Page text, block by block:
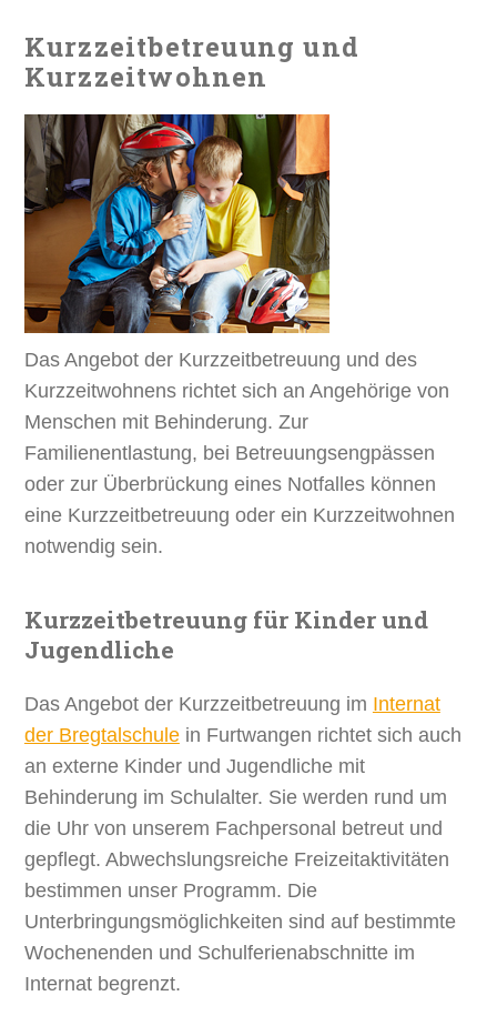
Kurzzeitbetreuung und
Kurzzeitwohnen
Das Angebot der Kurzzeitbetreuung und des
Kurzzeitwohnens richtet sich an Angehörige von
Menschen mit Behinderung. Zur
Familienentlastung, bei Betreuungs­engpässen
oder zur Überbrückung eines Notfalles können
eine Kurzzeitbetreuung oder ein Kurzzeitwohnen
notwendig sein.
Kurzzeitbetreuung für Kinder und
Jugendliche
Das Angebot der Kurzzeitbetreuung im Internat
der Bregtalschulein Furtwangen richtet sich auch
an externe Kinder und Jugendliche mit
Behinderung im Schulalter. Sie werden rund um
die Uhr von unserem Fachpersonal betreut und
gepflegt. Abwechslungsreiche Freizeitaktivitäten
bestimmen unser Programm. Die
Unterbringungsmöglichkeiten sind auf bestimmte
Wochenenden und Schulferienabschnitte im
Internat begrenzt.